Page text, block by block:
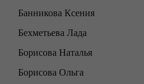
Банникова Ксения
Бехметьева Лада
Борисова Наталья
Борисова Ольга